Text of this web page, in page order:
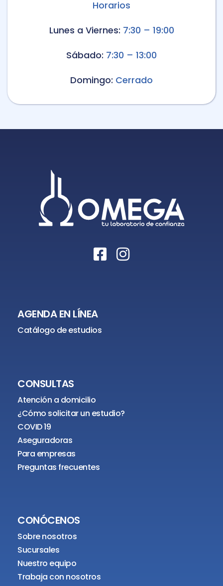
Horarios
Lunes a Viernes: 7:30 – 19:00
Sábado: 7:30 – 13:00
Domingo: Cerrado
AGENDA EN LÍNEA
Catálogo de estudios
CONSULTAS
Atención a domicilio
¿Cómo solicitar un estudio?
COVID 19
Aseguradoras
Para empresas
Preguntas frecuentes
CONÓCENOS
Sobre nosotros
Sucursales
Nuestro equipo
Trabaja con nosotros